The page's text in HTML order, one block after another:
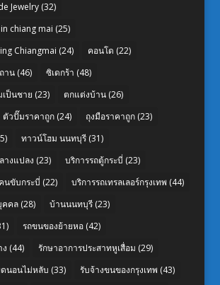
Jewelry(32)
chiang mai (25)
Chiangmai (24) คอนโด (22)
าน(46) ซิเดกร้า (48)
เป็นชาย (23) ตกแต่งบ้าน(26)
ตัวปั๊มราคาถูก(24) ถุงมือราคาถูก(23)
ทาวน์โฮม นนทบุรี(31)
างแปลง (23) บริการรถตู้กระบี่ (23)
นขับกระบี่ (22) บริการรถเทรลเลอร์กรุงเทพ (44)
คคล(28) บ้านนนทบุรี(23)
รถขนของย้ายหอ(42)
ง (44) รักษาอาการประสาทหูเสื่อม (29)
ดนอนไม่หลับ (33) รับจ้างขนของกรุงเทพ (43)